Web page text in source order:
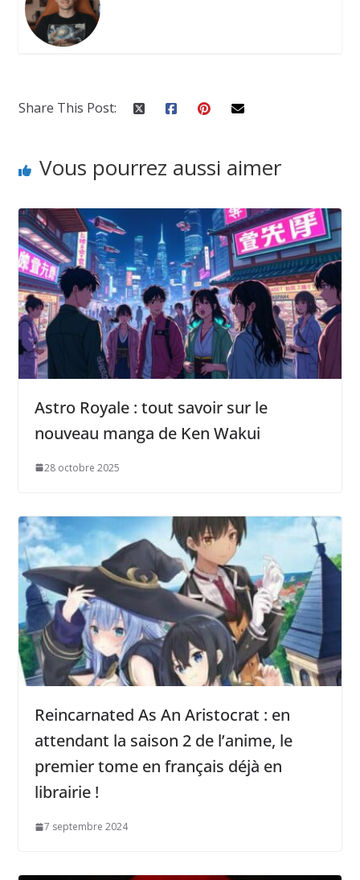
Share This Post:
Vous pourrez aussi aimer
Astro Royale : tout savoir sur le
nouveau manga de Ken Wakui
28 octobre 2025
Reincarnated As An Aristocrat : en
attendant la saison 2 de l’anime, le
premier tome en français déjà en
librairie !
7 septembre 2024